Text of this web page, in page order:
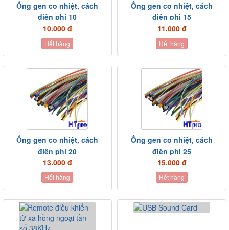
Ống gen co nhiệt, cách
điện phi 10
10.000 đ
Hết hàng
Ống gen co nhiệt, cách
điện phi 15
11.000 đ
Hết hàng
Ống gen co nhiệt, cách
điện phi 20
13.000 đ
Hết hàng
Ống gen co nhiệt, cách
điện phi 25
15.000 đ
Hết hàng